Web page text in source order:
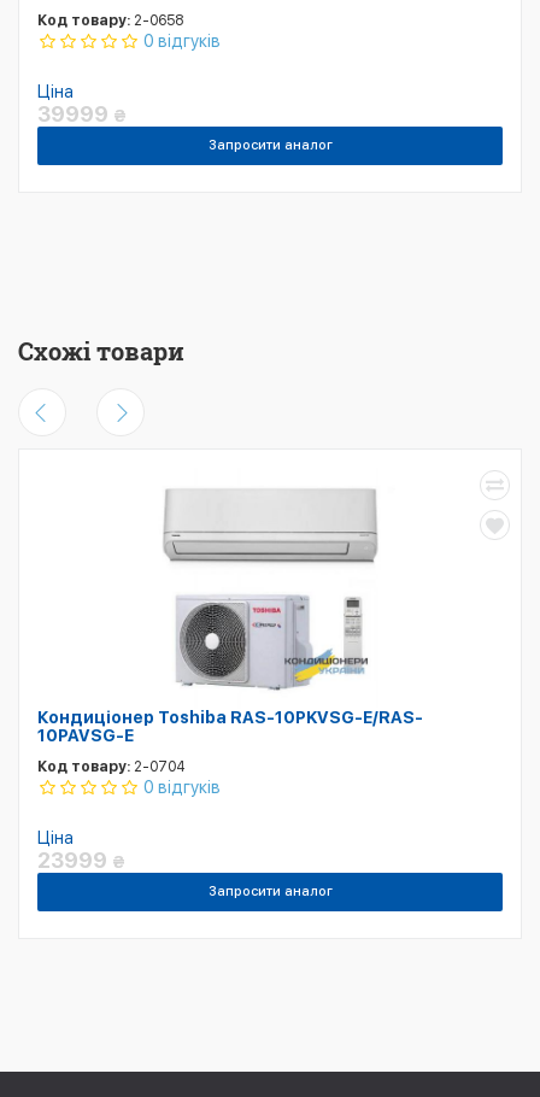
Код товару: 2-0658
0 відгуків
Ціна
39999 ₴
Запросити аналог
Схожі товари
Кондиціонер Toshiba RAS-10PKVSG-E/RAS-
10PAVSG-E
Код товару: 2-0704
0 відгуків
Ціна
23999 ₴
Запросити аналог